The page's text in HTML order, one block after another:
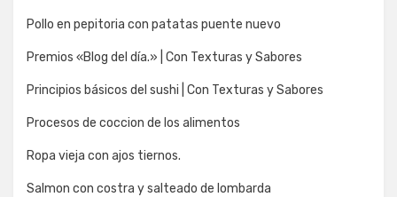
Pollo en pepitoria con patatas puente nuevo
Premios «Blog del día.» | Con Texturas y Sabores
Principios básicos del sushi | Con Texturas y Sabores
Procesos de coccion de los alimentos
Ropa vieja con ajos tiernos.
Salmon con costra y salteado de lombarda